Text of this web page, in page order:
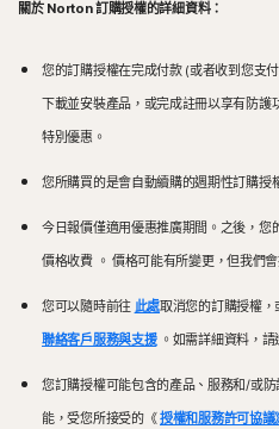
關於 Norton 訂購授權的詳細資料：
您的訂購授權在完成付款 (或者收到您支
下載並安裝產品，或完成註冊以享有防
特別優惠。
您所購買的是會自動續購的週期性訂購授
今日報價僅適用優惠推廣期間。之後，
價格收費 。 價格可能有所變更，但我們
您可以隨時前往 此處取消您的訂購授權
聯絡客戶服務與支援。如需詳細資料，請
您訂購授權可能包含的產品、服務和/或
能，受您所接受的《授權和服務許可協議